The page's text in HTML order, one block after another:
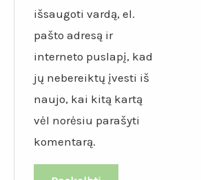
išsaugoti vardą, el.
pašto adresą ir
interneto puslapį, kad
jų nebereiktų įvesti iš
naujo, kai kitą kartą
vėl norėsiu parašyti
komentarą.